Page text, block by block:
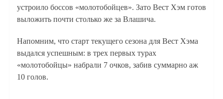
устроило боссов «молотобойцев». Зато Вест Хэм готов
выложить почти столько же за Влашича.
Напомним, что старт текущего сезона для Вест Хэма
выдался успешным: в трех первых турах
«молотобойцы» набрали 7 очков, забив суммарно аж
10 голов.